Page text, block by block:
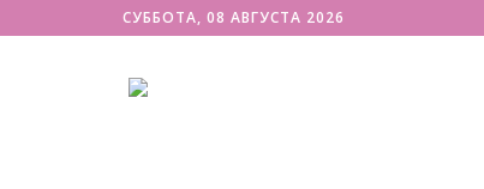
СУББОТА, 08 АВГУСТА 2026